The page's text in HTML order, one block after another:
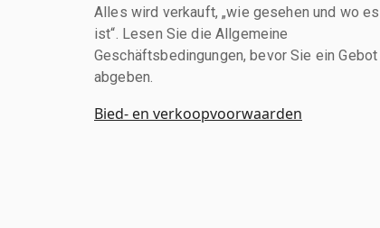
Alles wird verkauft, „wie gesehen und wo es
ist“. Lesen Sie die Allgemeine
Geschäftsbedingungen, bevor Sie ein Gebot
abgeben.
Bied- en verkoopvoorwaarden